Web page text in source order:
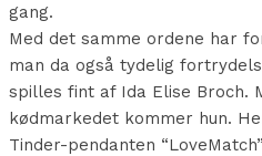
gang.
Med det samme ordene har
man da også tydelig
spilles fint af Ida Elise Broch.
kødmarkedet kommer hun.
Tinder-pendanten